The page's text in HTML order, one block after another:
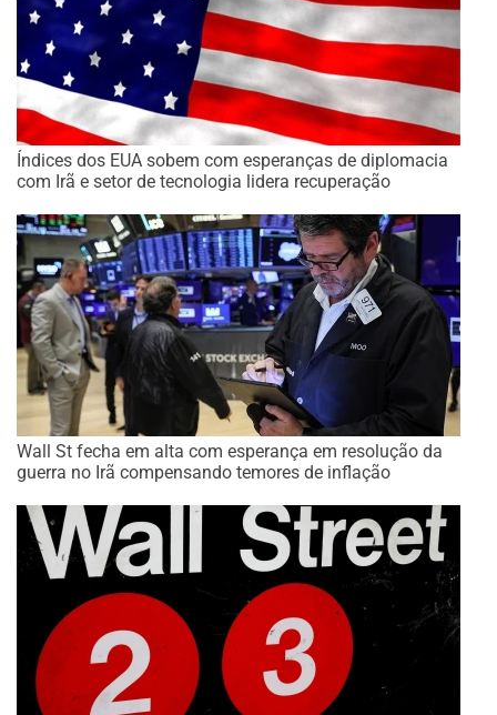
Índices dos EUA sobem com esperanças de diplomacia
com Irã e setor de tecnologia lidera recuperação
Wall St fecha em alta com esperança em resolução da
guerra no Irã compensando temores de inflação